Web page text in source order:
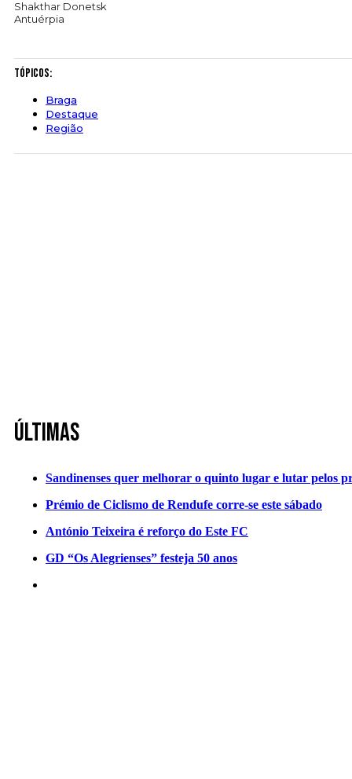
Shakthar Donetsk
Antuérpia
Tópicos:
Braga
Destaque
Região
Últimas
Sandinenses quer melhorar o quinto lugar e lutar pelos
Prémio de Ciclismo de Rendufe corre-se este sábado
António Teixeira é reforço do Este FC
GD “Os Alegrienses” festeja 50 anos